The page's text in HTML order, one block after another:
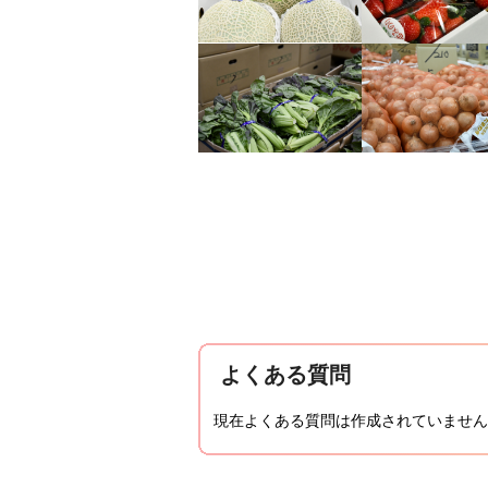
よくある質問
現在よくある質問は作成されていませ